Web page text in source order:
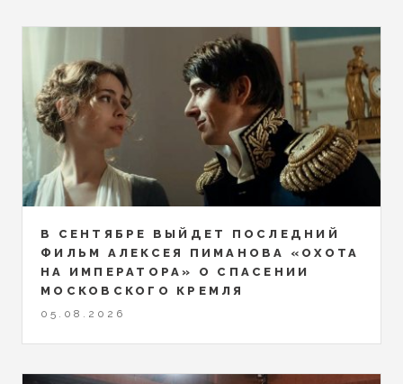
В СЕНТЯБРЕ ВЫЙДЕТ ПОСЛЕДНИЙ
ФИЛЬМ АЛЕКСЕЯ ПИМАНОВА «ОХОТА
НА ИМПЕРАТОРА» О СПАСЕНИИ
МОСКОВСКОГО КРЕМЛЯ
05.08.2026